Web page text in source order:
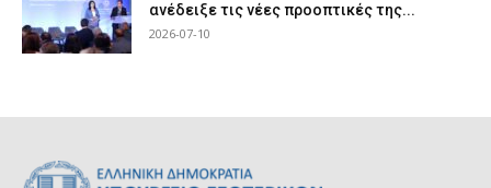
ανέδειξε τις νέες προοπτικές της...
2026-07-10